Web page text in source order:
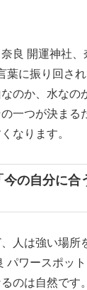
良 開運神社、
葉に振り回さ
のか、水なの
一つが決まる
なります。
今の自分に合
人は強い場所
パワースポッ
のは自然です